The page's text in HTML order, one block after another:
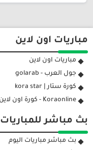
مباريات اون لاين
مباريات اون لاين
جول العرب - golarab
كورة ستار | kora star
Koraonline - كورة اون لاين
بث مباشر للمباريات
بث مباشر مباريات اليوم